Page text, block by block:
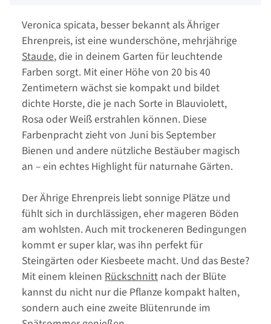
Veronica spicata, besser bekannt als Ähriger
Ehrenpreis, ist eine wunderschöne, mehrjährige
Staude, die in deinem Garten für leuchtende
Farben sorgt. Mit einer Höhe von 20 bis 40
Zentimetern wächst sie kompakt und bildet
dichte Horste, die je nach Sorte in Blauviolett,
Rosa oder Weiß erstrahlen können. Diese
Farbenpracht zieht von Juni bis September
Bienen und andere nützliche Bestäuber magisch
an – ein echtes Highlight für naturnahe Gärten.
Der Ährige Ehrenpreis liebt sonnige Plätze und
fühlt sich in durchlässigen, eher mageren Böden
am wohlsten. Auch mit trockeneren Bedingungen
kommt er super klar, was ihn perfekt für
Steingärten oder Kiesbeete macht. Und das Beste?
Mit einem kleinen Rückschnitt nach der Blüte
kannst du nicht nur die Pflanze kompakt halten,
sondern auch eine zweite Blütenrunde im